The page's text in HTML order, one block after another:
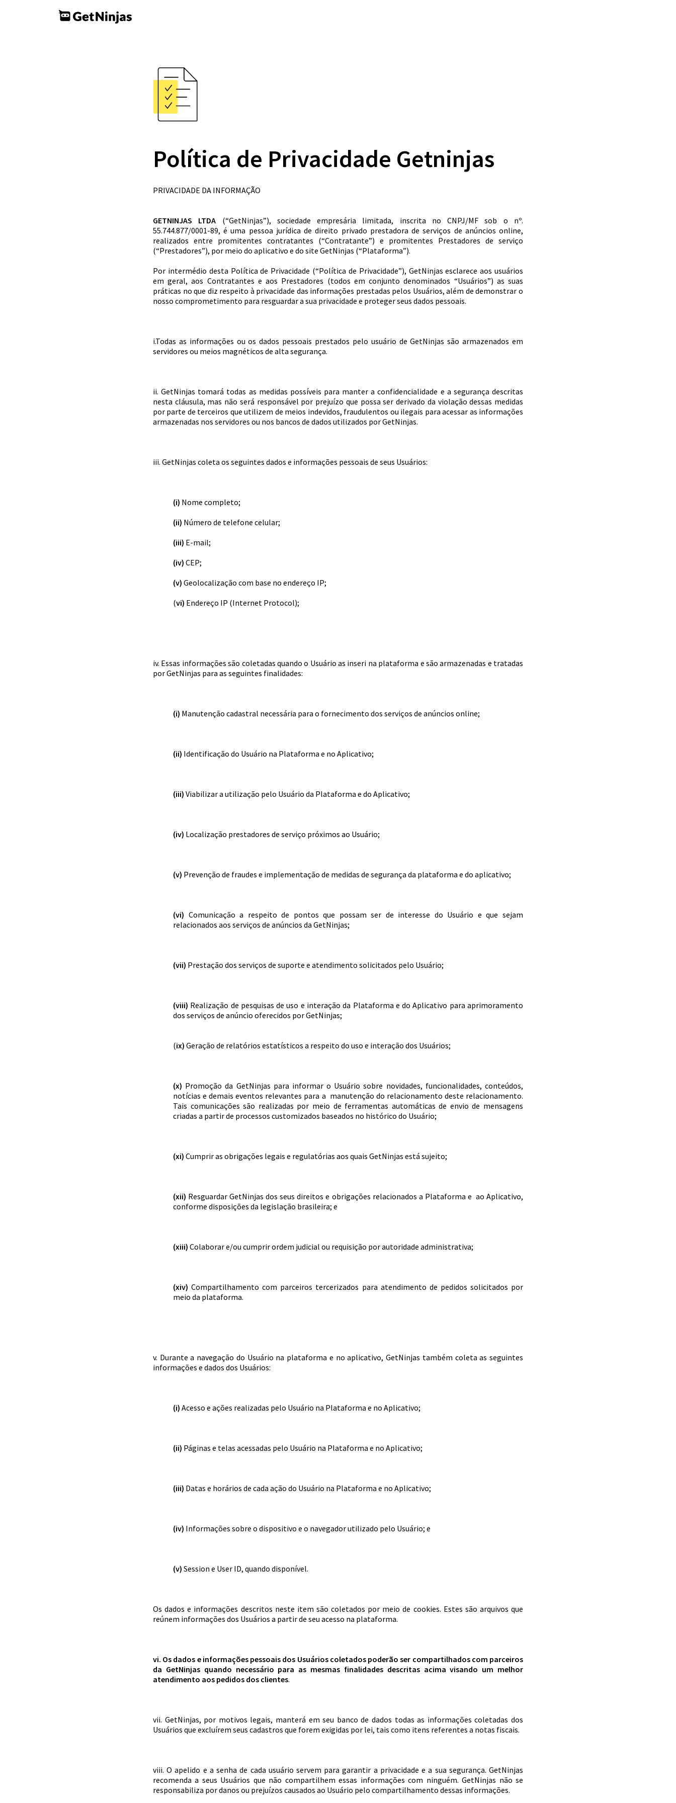
Política de Privacidade Getninjas
PRIVACIDADE DA INFORMAÇÃO
GETNINJAS LTDA (“GetNinjas”), sociedade empresária limitada, inscrita no CNPJ/MF sob o nº.
55.744.877/0001-89, é uma pessoa jurídica de direito privado prestadora de serviços de anúncios online,
realizados entre promitentes contratantes (“Contratante”) e promitentes Prestadores de serviço
(“Prestadores”), por meio do aplicativo e do site GetNinjas (“Plataforma”).
Por intermédio desta Política de Privacidade (“Política de Privacidade”), GetNinjas esclarece aos usuários
em geral, aos Contratantes e aos Prestadores (todos em conjunto denominados “Usuários”) as suas
práticas no que diz respeito à privacidade das informações prestadas pelos Usuários, além de demonstrar o
nosso comprometimento para resguardar a sua privacidade e proteger seus dados pessoais.
i.Todas as informações ou os dados pessoais prestados pelo usuário de GetNinjas são armazenados em
servidores ou meios magnéticos de alta segurança.
ii. GetNinjas tomará todas as medidas possíveis para manter a confidencialidade e a segurança descritas
nesta cláusula, mas não será responsável por prejuízo que possa ser derivado da violação dessas medidas
por parte de terceiros que utilizem de meios indevidos, fraudulentos ou ilegais para acessar as informações
armazenadas nos servidores ou nos bancos de dados utilizados por GetNinjas.
iii. GetNinjas coleta os seguintes dados e informações pessoais de seus Usuários:
(i) Nome completo;
(ii) Número de telefone celular;
(iii) E-mail;
(iv) CEP;
(v) Geolocalização com base no endereço IP;
(vi) Endereço IP (Internet Protocol);
iv. Essas informações são coletadas quando o Usuário as inseri na plataforma e são armazenadas e tratadas
por GetNinjas para as seguintes finalidades:
(i) Manutenção cadastral necessária para o fornecimento dos serviços de anúncios online;
(ii) Identificação do Usuário na Plataforma e no Aplicativo;
(iii) Viabilizar a utilização pelo Usuário da Plataforma e do Aplicativo;
(iv) Localização prestadores de serviço próximos ao Usuário;
(v) Prevenção de fraudes e implementação de medidas de segurança da plataforma e do aplicativo;
(vi) Comunicação a respeito de pontos que possam ser de interesse do Usuário e que sejam
relacionados aos serviços de anúncios da GetNinjas;
(vii) Prestação dos serviços de suporte e atendimento solicitados pelo Usuário;
(viii) Realização de pesquisas de uso e interação da Plataforma e do Aplicativo para aprimoramento
dos serviços de anúncio oferecidos por GetNinjas;
(ix) Geração de relatórios estatísticos a respeito do uso e interação dos Usuários;
(x) Promoção da GetNinjas para informar o Usuário sobre novidades, funcionalidades, conteúdos,
notícias e demais eventos relevantes para a manutenção do relacionamento deste relacionamento.
Tais comunicações são realizadas por meio de ferramentas automáticas de envio de mensagens
criadas a partir de processos customizados baseados no histórico do Usuário;
(xi) Cumprir as obrigações legais e regulatórias aos quais GetNinjas está sujeito;
(xii) Resguardar GetNinjas dos seus direitos e obrigações relacionados a Plataforma e ao Aplicativo,
conforme disposições da legislação brasileira; e
(xiii) Colaborar e/ou cumprir ordem judicial ou requisição por autoridade administrativa;
(xiv)Compartilhamento com parceiros tercerizados para atendimento de pedidos solicitados por
meio da plataforma.
v. Durante a navegação do Usuário na plataforma e no aplicativo, GetNinjas também coleta as seguintes
informações e dados dos Usuários:
(i) Acesso e ações realizadas pelo Usuário na Plataforma e no Aplicativo;
(ii) Páginas e telas acessadas pelo Usuário na Plataforma e no Aplicativo;
(iii) Datas e horários de cada ação do Usuário na Plataforma e no Aplicativo;
(iv) Informações sobre o dispositivo e o navegador utilizado pelo Usuário; e
(v) Session e User ID, quando disponível.
Os dados e informações descritos neste item são coletados por meio de cookies. Estes são arquivos que
reúnem informações dos Usuários a partir de seu acesso na plataforma.
vi. Os dados e informações pessoais dos Usuários coletados poderão ser compartilhados com parceiros
da GetNinjas quando necessário para as mesmas finalidades descritas acima visando um melhor
atendimento aos pedidos dos clientes.
vii. GetNinjas, por motivos legais, manterá em seu banco de dados todas as informações coletadas dos
Usuários que excluírem seus cadastros que forem exigidas por lei, tais como itens referentes a notas fiscais.
viii. O apelido e a senha de cada usuário servem para garantir a privacidade e a sua segurança. GetNinjas
recomenda a seus Usuários que não compartilhem essas informações com ninguém. GetNinjas não se
responsabiliza por danos ou prejuízos causados ao Usuário pelo compartilhamento dessas informações.